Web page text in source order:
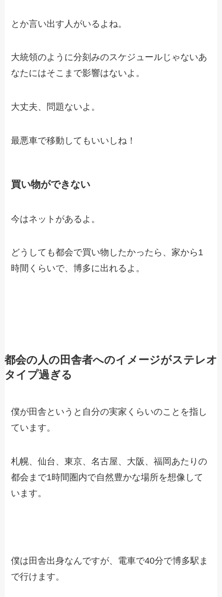
とか言い出す人がいるよね。
大統領のように分刻みのスケジュールじゃないあ
なたにはそこまで影響はないよ。
大丈夫、問題ないよ。
最悪車で移動してもいいしね！
買い物ができない
今はネットがあるよ。
どうしても都会で買い物したかったら、家から1
時間くらいで、博多に出れるよ。
都会の人の田舎者へのイメージがステレオ
タイプ過ぎる
僕が田舎というと自分の実家くらいのことを指し
ています。
札幌、仙台、東京、名古屋、大阪、福岡あたりの
都会まで1時間圏内で自然豊かな場所を想像して
います。
僕は田舎出身なんですが、電車で40分で博多駅ま
で行けます。